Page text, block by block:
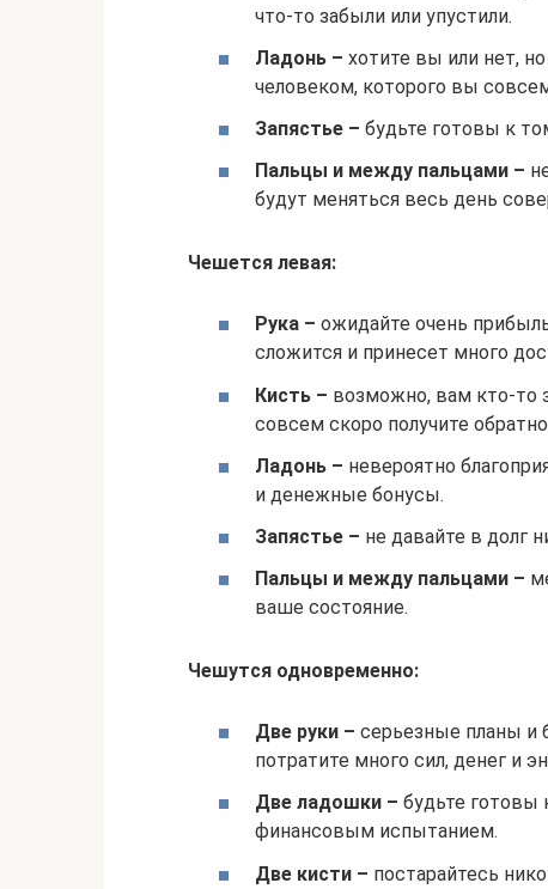
что-то забыли или упустили.
Ладонь – хотите вы или нет,
человеком, которого вы
Запястье – будьте готовы к
Пальцы и между пальцами –
будут меняться весь день
Чешется левая:
Рука – ожидайте очень
сложится и принесет много
Кисть – возможно, вам кто-то
совсем скоро получите
Ладонь – невероятно
и денежные бонусы.
Запястье – не давайте в долг
Пальцы и между пальцами –
ваше состояние.
Чешутся одновременно:
Две руки – серьезные планы и
потратите много сил, денег и
Две ладошки – будьте готовы
финансовым испытанием.
Две кисти – постарайтесь